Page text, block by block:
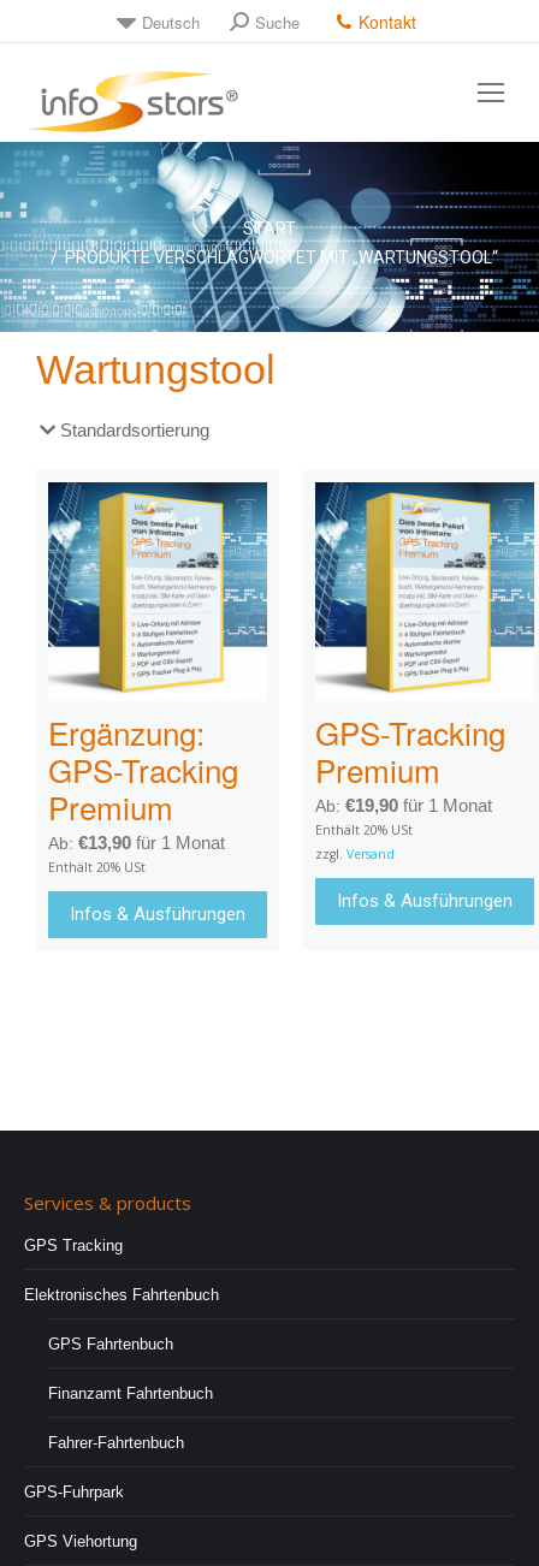
Deutsch Suche Kontakt
Sie befinden sich hier:
START
PRODUKTE VERSCHLAGWORTET MIT „WARTUNGSTOOL“
Wartungstool
Ergänzung:
GPS-Tracking
Premium
Ab: €13,90 für 1 Monat
Enthält 20% USt
Infos & Ausführungen
GPS-Tracking
Premium
Ab: €19,90 für 1 Monat
Enthält 20% USt
zzgl. Versand
Infos & Ausführungen
Services & products
GPS Tracking
Elektronisches Fahrtenbuch
GPS Fahrtenbuch
Finanzamt Fahrtenbuch
Fahrer-Fahrtenbuch
GPS-Fuhrpark
GPS Viehortung